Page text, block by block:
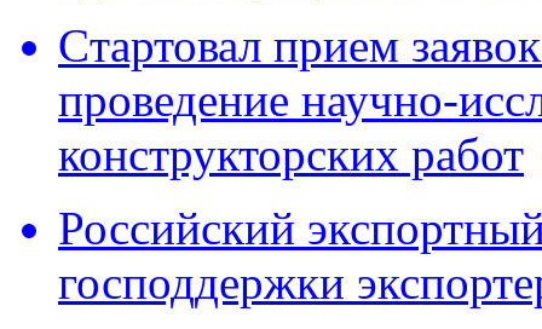
Cтартовал прием
проведение научно-
конструкторских работ
Российский
господдержки